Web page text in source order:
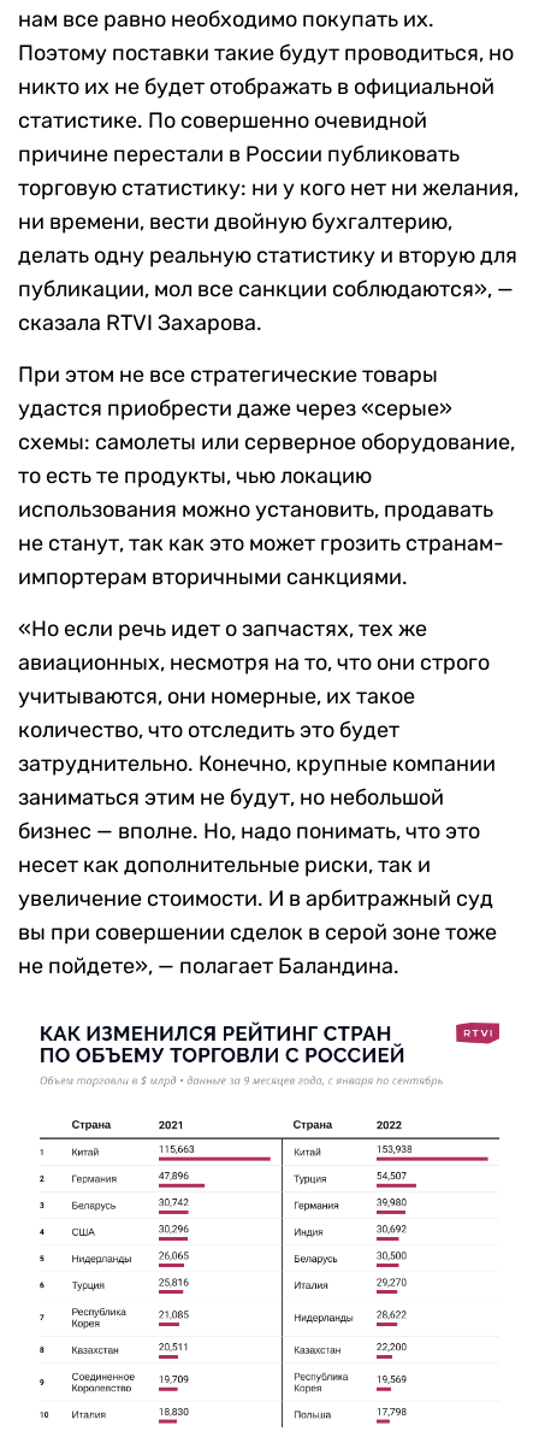
нам все равно необходимо покупать их.
Поэтому поставки такие будут проводиться, но
никто их не будет отображать в официальной
статистике. По совершенно очевидной
причине перестали в России публиковать
торговую статистику: ни у кого нет ни желания,
ни времени, вести двойную бухгалтерию,
делать одну реальную статистику и вторую для
публикации, мол все санкции соблюдаются», —
сказала RTVI Захарова.
При этом не все стратегические товары
удастся приобрести даже через «серые»
схемы: самолеты или серверное оборудование,
то есть те продукты, чью локацию
использования можно установить, продавать
не станут, так как это может грозить странам-
импортерам вторичными санкциями.
«Но если речь идет о запчастях, тех же
авиационных, несмотря на то, что они строго
учитываются, они номерные, их такое
количество, что отследить это будет
затруднительно. Конечно, крупные компании
заниматься этим не будут, но небольшой
бизнес — вполне. Но, надо понимать, что это
несет как дополнительные риски, так и
увеличение стоимости. И в арбитражный суд
вы при совершении сделок в серой зоне тоже
не пойдете», — полагает Баландина.